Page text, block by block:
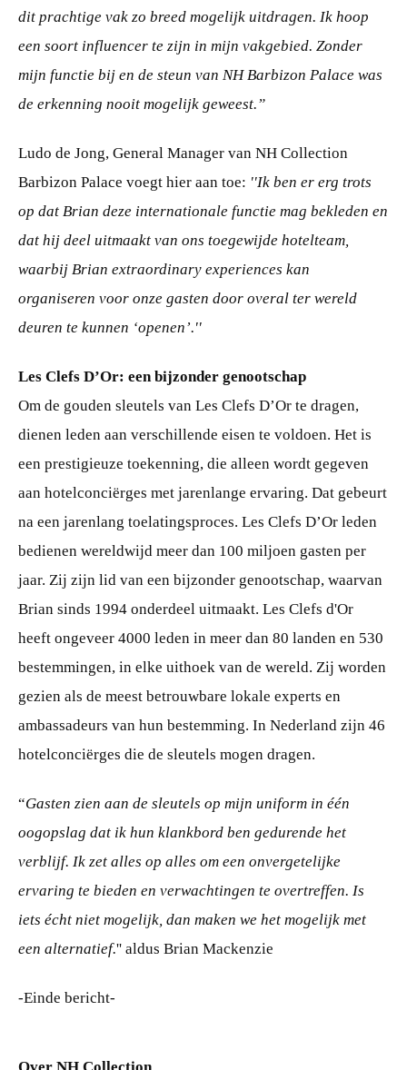
dit prachtige vak zo breed mogelijk uitdragen. Ik hoop
een soort influencer te zijn in mijn vakgebied. Zonder
mijn functie bij en de steun van NH Barbizon Palace was
de erkenning nooit mogelijk geweest.”
Ludo de Jong, General Manager van NH Collection
Barbizon Palace voegt hier aan toe: ''Ik ben er erg trots
op dat Brian deze internationale functie mag bekleden en
dat hij deel uitmaakt van ons toegewijde hotelteam,
waarbij Brian extraordinary experiences kan
organiseren voor onze gasten door overal ter wereld
deuren te kunnen ‘openen’.''
Les Clefs D’Or: een bijzonder genootschap
Om de gouden sleutels van Les Clefs D’Or te dragen,
dienen leden aan verschillende eisen te voldoen. Het is
een prestigieuze toekenning, die alleen wordt gegeven
aan hotelconciërges met jarenlange ervaring. Dat gebeurt
na een jarenlang toelatingsproces. Les Clefs D’Or leden
bedienen wereldwijd meer dan 100 miljoen gasten per
jaar. Zij zijn lid van een bijzonder genootschap, waarvan
Brian sinds 1994 onderdeel uitmaakt. Les Clefs d'Or
heeft ongeveer 4000 leden in meer dan 80 landen en 530
bestemmingen, in elke uithoek van de wereld. Zij worden
gezien als de meest betrouwbare lokale experts en
ambassadeurs van hun bestemming. In Nederland zijn 46
hotelconciërges die de sleutels mogen dragen.
“Gasten zien aan de sleutels op mijn uniform in één
oogopslag dat ik hun klankbord ben gedurende het
verblijf. Ik zet alles op alles om een onvergetelijke
ervaring te bieden en verwachtingen te overtreffen. Is
iets écht niet mogelijk, dan maken we het mogelijk met
een alternatief.'' aldus Brian Mackenzie
-Einde bericht-
Over NH Collection